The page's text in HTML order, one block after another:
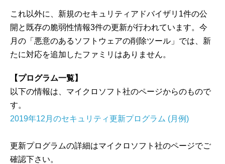
これ以外に、新規のセキュリティアドバイザリ1件の公
開と既存の脆弱性情報3件の更新が行われています。今
月の「悪意のあるソフトウェアの削除ツール」では、新
たに対応を追加したファミリはありません。
【プログラム一覧】
以下の情報は、マイクロソフト社のページからのもので
す。
2019年12月のセキュリティ更新プログラム (月例)
更新プログラムの詳細はマイクロソフト社のページでご
確認下さい。